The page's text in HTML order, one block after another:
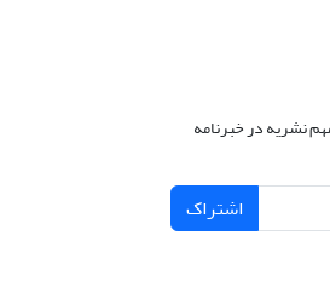
نشریه در خبرنامه
اشتراک